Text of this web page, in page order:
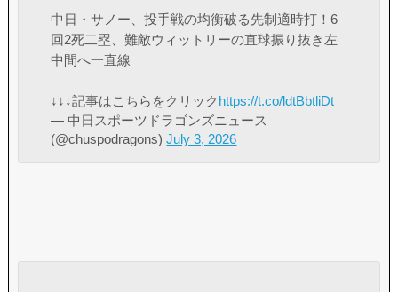
中日・サノー、投手戦の均衡破る先制適時打！6
回2死二塁、難敵ウィットリーの直球振り抜き左
中間へ一直線
↓↓↓記事はこちらをクリック https://t.co/ldtBbtliDt
— 中日スポーツドラゴンズニュース
(@chuspodragons)July 3, 2026